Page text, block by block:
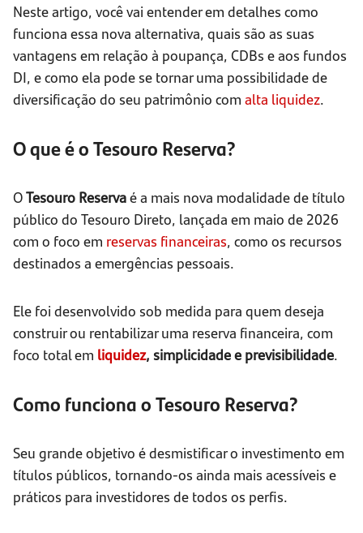
Neste artigo, você vai entender em detalhes como
funciona essa nova alternativa, quais são as suas
vantagens em relação à poupança, CDBs e aos fundos
DI, e como ela pode se tornar uma possibilidade de
diversificação do seu patrimônio com alta liquidez.
O que é o Tesouro Reserva?
OTesouro Reservaé a mais nova modalidade de título
público do Tesouro Direto, lançada em maio de 2026
com o foco em reservas financeiras, como os recursos
destinados a emergências pessoais.
Ele foi desenvolvido sob medida para quem deseja
construir ou rentabilizar uma reserva financeira, com
foco total em liquidez, simplicidade e previsibilidade.
Como funciona o Tesouro Reserva?
Seu grande objetivo é desmistificar o investimento em
títulos públicos, tornando-os ainda mais acessíveis e
práticos para investidores de todos os perfis.